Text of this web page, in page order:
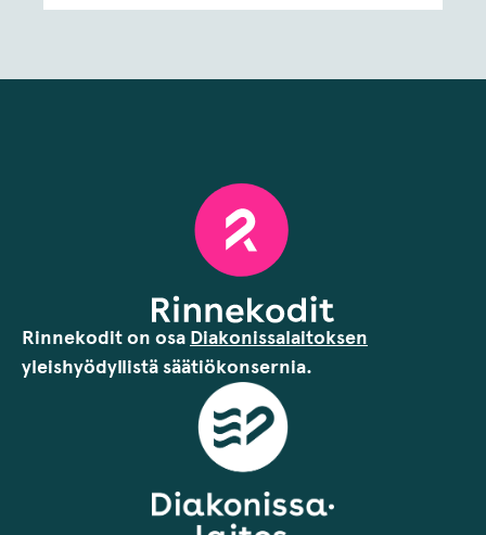
Rinnekodit on osa Diakonissalaitoksen
yleishyödyllistä säätiökonsernia.